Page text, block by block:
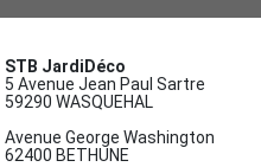
STB JardiDéco
5 Avenue Jean Paul Sartre
59290 WASQUEHAL
Avenue George Washington
62400 BETHUNE